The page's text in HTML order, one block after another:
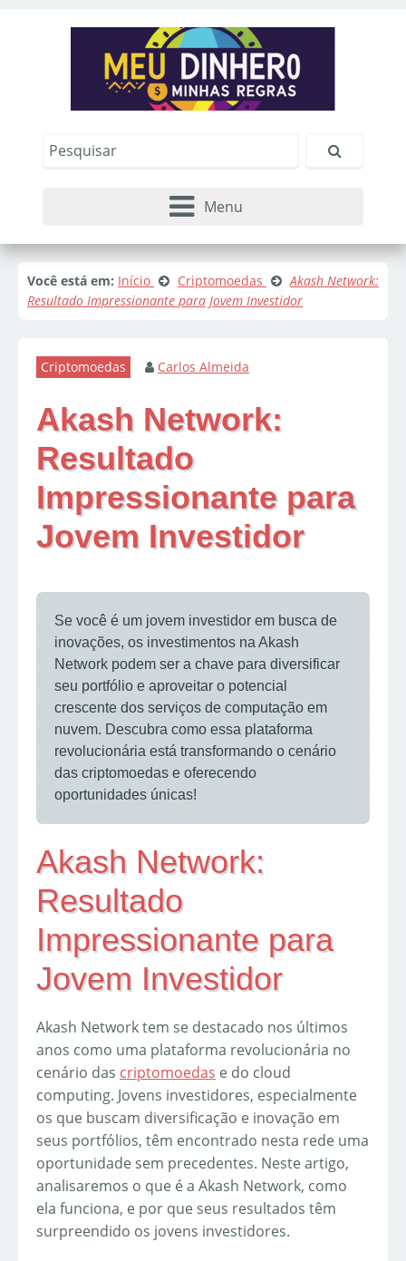
Menu
Você está em: Início Criptomoedas
Akash Network:
Resultado Impressionante para Jovem Investidor
Criptomoedas Carlos Almeida
Akash Network:
Resultado
Impressionante para
Jovem Investidor
Se você é um jovem investidor em busca de
inovações, os investimentos na Akash
Network podem ser a chave para diversificar
seu portfólio e aproveitar o potencial
crescente dos serviços de computação em
nuvem. Descubra como essa plataforma
revolucionária está transformando o cenário
das criptomoedas e oferecendo
oportunidades únicas!
Akash Network:
Resultado
Impressionante para
Jovem Investidor
Akash Network tem se destacado nos últimos
anos como uma plataforma revolucionária no
cenário das criptomoedas e do cloud
computing. Jovens investidores, especialmente
os que buscam diversificação e inovação em
seus portfólios, têm encontrado nesta rede uma
oportunidade sem precedentes. Neste artigo,
analisaremos o que é a Akash Network, como
ela funciona, e por que seus resultados têm
surpreendido os jovens investidores.